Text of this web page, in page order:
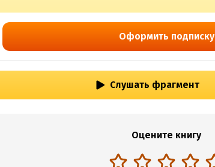
Оформить подписку
Слушать фрагмент
Оцените книгу